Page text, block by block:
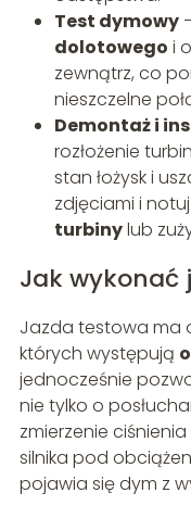
Test dymowy
dolotowego i
zewnątrz, co
nieszczelne
Demontaż i
rozłożenie
stan łożysk i
zdjęciami i
turbinylub
Jak wykonać
Jazda testowa ma
których występują
jednocześnie
nie tylko o
zmierzenie
silnika pod
pojawia się dym z